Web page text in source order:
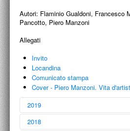
Allegati
Locandina
Cover - Piero Manzoni. Vita d'artista
2019
2017
2016